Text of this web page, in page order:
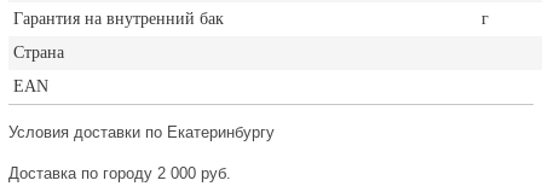
Гарантия на внутренний бак
г
Страна
EAN
Условия доставки по Екатеринбургу
Доставка по городу 2 000 руб.